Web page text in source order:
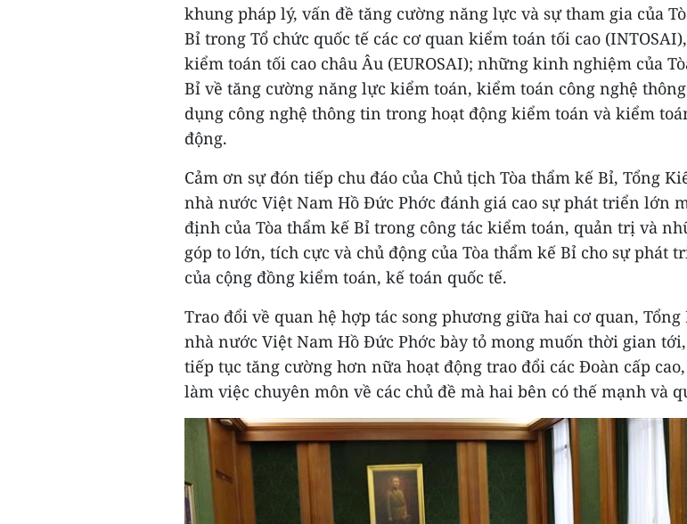
khung pháp lý, vấn đề tăng cường năng lực và sự tham gia của
Bỉ trong Tổ chức quốc tế các cơ quan kiểm toán tối cao
kiểm toán tối cao châu Âu (EUROSAI); những kinh nghiệm của
Bỉ về tăng cường năng lực kiểm toán, kiểm toán công nghệ
dụng công nghệ thông tin trong hoạt động kiểm toán và kiểm
động.
Cảm ơn sự đón tiếp chu đáo của Chủ tịch Tòa thẩm kế Bỉ, Tổng
nhà nước Việt Nam Hồ Đức Phớc đánh giá cao sự phát triển lớn
định của Tòa thẩm kế Bỉ trong công tác kiểm toán, quản trị và
góp to lớn, tích cực và chủ động của Tòa thẩm kế Bỉ cho sự phát
của cộng đồng kiểm toán, kế toán quốc tế.
Trao đổi về quan hệ hợp tác song phương giữa hai cơ quan,
nhà nước Việt Nam Hồ Đức Phớc bày tỏ mong muốn thời gian
tiếp tục tăng cường hơn nữa hoạt động trao đổi các Đoàn cấp
làm việc chuyên môn về các chủ đề mà hai bên có thế mạnh và